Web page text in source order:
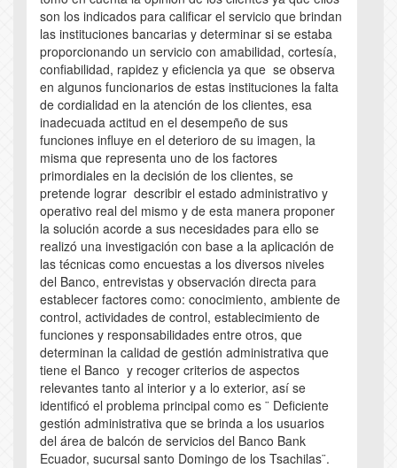
son los indicados para calificar el servicio que brindan
las instituciones bancarias y determinar si se estaba
proporcionando un servicio con amabilidad, cortesía,
confiabilidad, rapidez y eficiencia ya que se observa
en algunos funcionarios de estas instituciones la falta
de cordialidad en la atención de los clientes, esa
inadecuada actitud en el desempeño de sus
funciones influye en el deterioro de su imagen, la
misma que representa uno de los factores
primordiales en la decisión de los clientes, se
pretende lograr describir el estado administrativo y
operativo real del mismo y de esta manera proponer
la solución acorde a sus necesidades para ello se
realizó una investigación con base a la aplicación de
las técnicas como encuestas a los diversos niveles
del Banco, entrevistas y observación directa para
establecer factores como: conocimiento, ambiente de
control, actividades de control, establecimiento de
funciones y responsabilidades entre otros, que
determinan la calidad de gestión administrativa que
tiene el Banco y recoger criterios de aspectos
relevantes tanto al interior y a lo exterior, así se
identificó el problema principal como es ¨ Deficiente
gestión administrativa que se brinda a los usuarios
del área de balcón de servicios del Banco Bank
Ecuador, sucursal santo Domingo de los Tsachilas¨.